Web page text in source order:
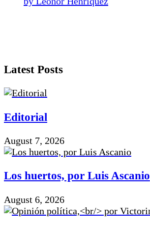
Latest Posts
Editorial
August 7, 2026
Los huertos, por Luis Ascanio
August 6, 2026